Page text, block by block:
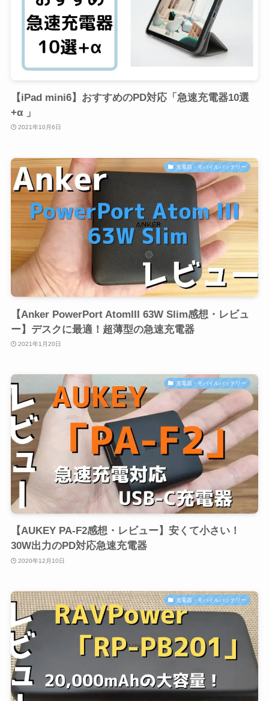
【iPad mini6】おすすめのPD対応「急速充電器10選
+α 」
2021年10月6日
充電器・モバイルバッテリー
【Anker PowerPort AtomIII 63W Slim感想・レビュ
ー】デスクに最適！超薄型の急速充電器
2021年1月20日
充電器・モバイルバッテリー
【AUKEY PA-F2感想・レビュー】安くて小さい！
30W出力のPD対応急速充電器
2020年12月10日
充電器・モバイルバッテリー